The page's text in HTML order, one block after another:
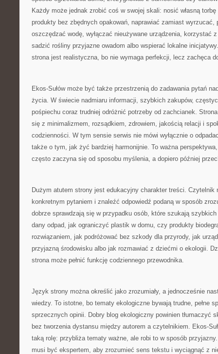
Każdy może jednak zrobić coś w swojej skali: nosić własną
produkty bez zbędnych opakowań, naprawiać zamiast wyrzucać,
oszczędzać wodę, wyłączać nieużywane urządzenia, korzystać
sadzić rośliny przyjazne owadom albo wspierać lokalne
strona jest realistyczna, bo nie wymaga perfekcji, lecz zachęca
Ekos-Sułów może być także przestrzenią do zadawania pytań
życia. W świecie nadmiaru informacji, szybkich zakupów,
pośpiechu coraz trudniej odróżnić potrzeby od zachcianek.
się z minimalizmem, rozsądkiem, zdrowiem, jakością relacji i
codzienności. W tym sensie serwis nie mówi wyłącznie o
także o tym, jak żyć bardziej harmonijnie. To ważna
często zaczyna się od sposobu myślenia, a dopiero później
Dużym atutem strony jest edukacyjny charakter treści. Czytelnik
konkretnym pytaniem i znaleźć odpowiedź podaną w sposób
dobrze sprawdzają się w przypadku osób, które szukają
dany odpad, jak ograniczyć plastik w domu, czy produkty
rozwiązaniem, jak podróżować bez szkody dla przyrody, jak
przyjazną środowisku albo jak rozmawiać z dziećmi o ekologii.
strona może pełnić funkcję codziennego przewodnika.
Język strony można określić jako zrozumiały, a jednocześnie
wiedzy. To istotne, bo tematy ekologiczne bywają trudne, pełne
sprzecznych opinii. Dobry blog ekologiczny powinien tłumaczyć
bez tworzenia dystansu między autorem a czytelnikiem. Ekos-
taką rolę: przybliża tematy ważne, ale robi to w sposób
musi być ekspertem, aby zrozumieć sens tekstu i wyciągnąć z